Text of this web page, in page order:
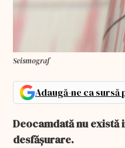
Seismograf
Adaugă-ne ca
Deocamdată nu
desfășurare.